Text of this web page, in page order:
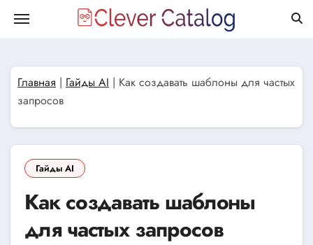
Главная | Гайды AI | Как создавать шаблоны для частых
запросов
Гайды AI
Как создавать шаблоны
для частых запросов